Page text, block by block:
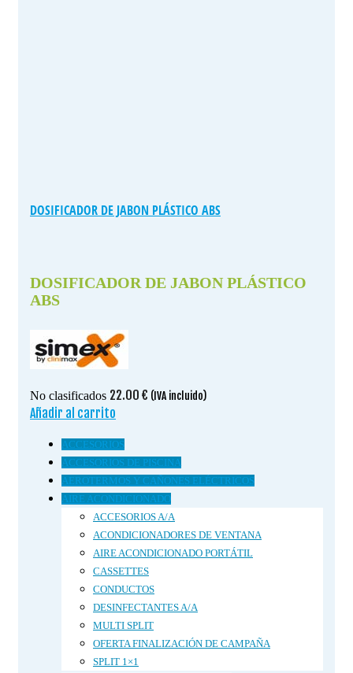
DOSIFICADOR DE JABON PLÁSTICO ABS
DOSIFICADOR DE JABON PLÁSTICO
ABS
No clasificados 22.00 € (IVA incluido)
Añadir al carrito
ACCESORIOS
ACCESORIOS DE PISCINA
AEROTERMOS Y CAÑONES ELÉCTRICOS
AIRE ACONDICIONADO
ACCESORIOS A/A
ACONDICIONADORES DE VENTANA
AIRE ACONDICIONADO PORTÁTIL
CASSETTES
CONDUCTOS
DESINFECTANTES A/A
MULTI SPLIT
OFERTA FINALIZACIÓN DE CAMPAÑA
SPLIT 1×1